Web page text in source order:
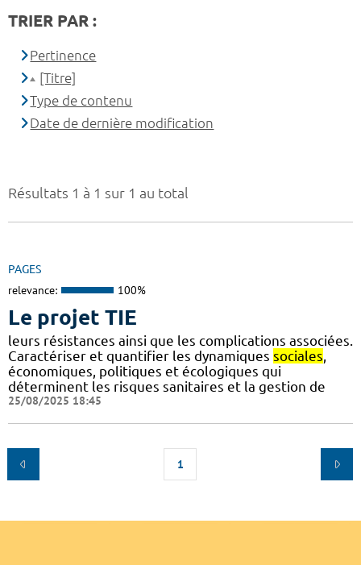
Résultats 1 à 1 sur 1 au total
PAGES
relevance: 100%
Le projet TIE
leurs résistances ainsi que les complications associées.
Caractériser et quantifier les dynamiques sociales
économiques, politiques et écologiques qui
déterminent les risques sanitaires et la gestion de
25/08/2025 18:45
1
TRIER PAR :
Pertinence
[Titre]
Type de contenu
Date de dernière modification